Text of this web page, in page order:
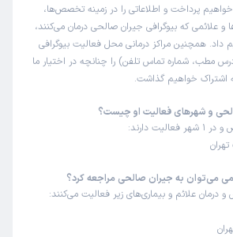
خواهیم پرداخت و اطلاعاتی را در زمینه تخصص‌ها،
و علائمی که بیوگرافی جیران صالحی درمان می‌کنند،
داد. همچنین مراکز درمانی محل فعالیت بیوگرافی
مطب، شماره تماس تلفن) را چنانچه در اختیار ما
اشتراک خواهیم گذاشت.
و شهرهای فعالیت او چیست؟
می‌توان به جیران صالحی مراجعه کرد؟
علائم و بیماری‌های زیر فعالیت می‌کنند: